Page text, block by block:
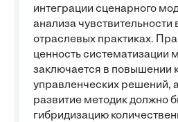
интеграции сценарного
анализа чувствительности
отраслевых практиках.
ценность систематизации
заключается в повышении
управленческих решений,
развитие методик должно
гибридизацию